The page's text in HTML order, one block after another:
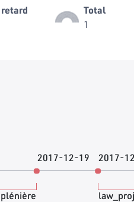
retard
Total
1
2017-12-19 2017-